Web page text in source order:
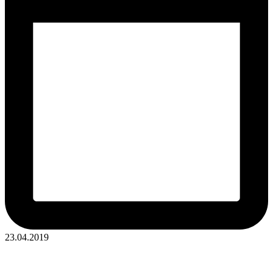
23.04.2019